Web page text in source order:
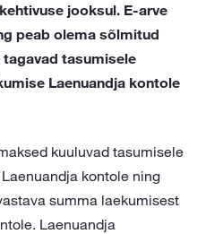
jooksul. E-arve
peab olema sõlmitud
tasumisele
Laenuandja kontole
kuuluvad tasumisele
kontole ning
summa laekumisest
Laenuandja